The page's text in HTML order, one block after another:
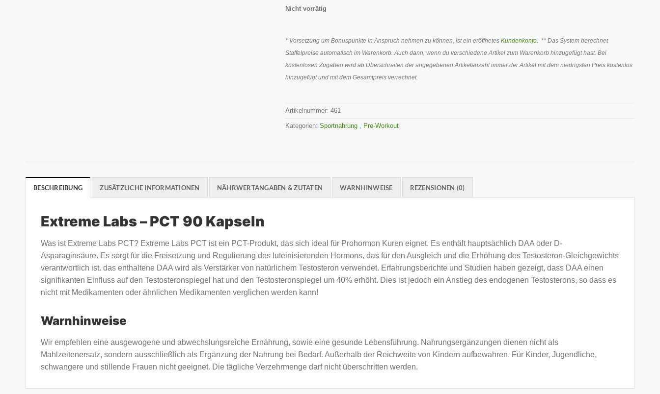
Nicht vorrätig
* Vorsetzung um Bonuspunkte in Anspruch nehmen zu können, ist ein eröffnetesKundenkonto . ** Das System berechnet
Staffelpreise automatisch im Warenkorb. Auch dann, wenn du verschiedene Artikel zum Warenkorb hinzugefügt hast. Bei
kostenlosen Zugaben wird ab Überschreiten der angegebenen Artikelanzahl immer der Artikel mit dem niedrigsten Preis kostenlos
hinzugefügt und mit dem Gesamtpreis verrechnet.
Artikelnummer:461
Kategorien:Sportnahrung Pre-Workout
BESCHREIBUNG ZUSÄTZLICHE INFORMATIONEN NÄHRWERTANGABEN & ZUTATEN WARNHINWEISE REZENSIONEN (0)
Extreme Labs – PCT 90 Kapseln
Was ist Extreme Labs PCT? Extreme Labs PCT ist ein PCT-Produkt, das sich ideal für Prohormon Kuren eignet. Es enthält hauptsächlich DAA oder D-
Asparaginsäure. Es sorgt für die Freisetzung und Regulierung des luteinisierenden Hormons, das für den Ausgleich und die Erhöhung des Testosteron-Gleichgewichts
verantwortlich ist. das enthaltene DAA wird als Verstärker von natürlichem Testosteron verwendet. Erfahrungsberichte und Studien haben gezeigt, dass DAA einen
signifikanten Einfluss auf den Testosteronspiegel hat und den Testosteronspiegel um 40% erhöht. Dies ist jedoch ein Anstieg des endogenen Testosterons, so dass es
nicht mit Medikamenten oder ähnlichen Medikamenten verglichen werden kann!
Warnhinweise
Wir empfehlen eine ausgewogene und abwechslungsreiche Ernährung, sowie eine gesunde Lebensführung. Nahrungsergänzungen dienen nicht als
Mahlzeitenersatz, sondern ausschließlich als Ergänzung der Nahrung bei Bedarf. Außerhalb der Reichweite von Kindern aufbewahren. Für Kinder, Jugendliche,
schwangere und stillende Frauen nicht geeignet. Die tägliche Verzehrmenge darf nicht überschritten werden.